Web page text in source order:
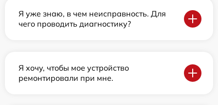
Я уже знаю, в чем неисправность. Для
чего проводить диагностику?
Я хочу, чтобы мое устройство
ремонтировали при мне.